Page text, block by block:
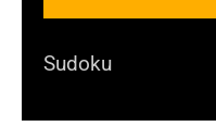
Sudoku